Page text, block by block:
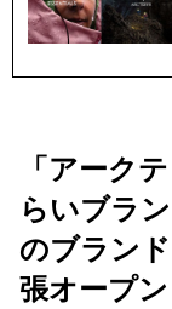
「アーク
らいブラ
のブラン
張オープン